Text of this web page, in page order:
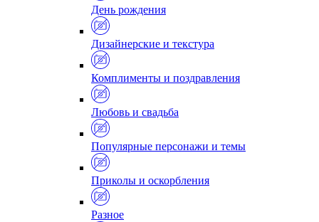
День рождения
Дизайнерские и текстура
Комплименты и поздравления
Любовь и свадьба
Популярные персонажи и темы
Приколы и оскорбления
Разное